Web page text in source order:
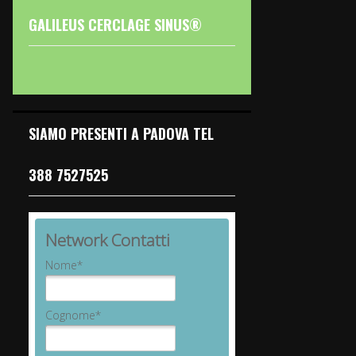
GALILEUS CERCLAGE SINUS®
SIAMO PRESENTI A PADOVA TEL
388 7527525